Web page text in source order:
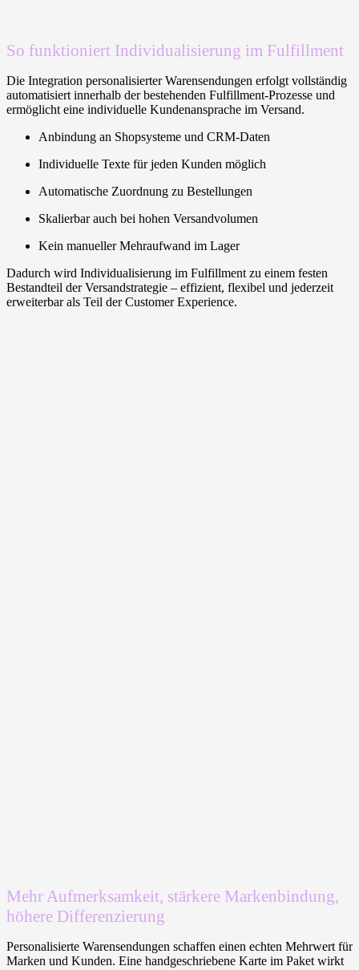
So funktioniert Individualisierung im Fulfillment
Die Integration personalisierter Warensendungen erfolgt vollständig
automatisiert innerhalb der bestehenden Fulfillment-Prozesse und
ermöglicht eine individuelle Kundenansprache im Versand.
Anbindung an Shopsysteme und CRM-Daten
Individuelle Texte für jeden Kunden möglich
Automatische Zuordnung zu Bestellungen
Skalierbar auch bei hohen Versandvolumen
Kein manueller Mehraufwand im Lager
Dadurch wird Individualisierung im Fulfillment zu einem festen
Bestandteil der Versandstrategie – effizient, flexibel und jederzeit
erweiterbar als Teil der Customer Experience.
Mehr Aufmerksamkeit, stärkere Markenbindung,
höhere Differenzierung
Personalisierte Warensendungen schaffen einen echten Mehrwert für
Marken und Kunden. Eine handgeschriebene Karte im Paket wirkt